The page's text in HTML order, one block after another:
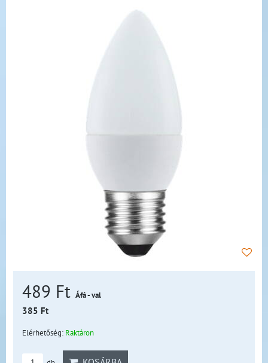
489 Ft Áfá - val
385 Ft
Elérhetőség: Raktáron